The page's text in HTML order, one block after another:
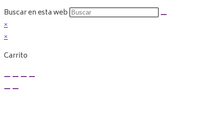
Buscar en esta web
×
×
Carrito